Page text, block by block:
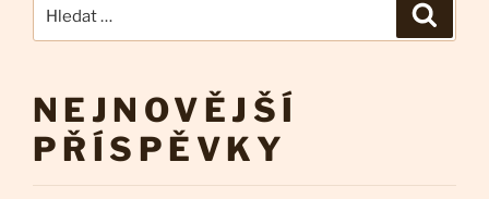
NEJNOVĚJŠÍ
PŘÍSPĚVKY